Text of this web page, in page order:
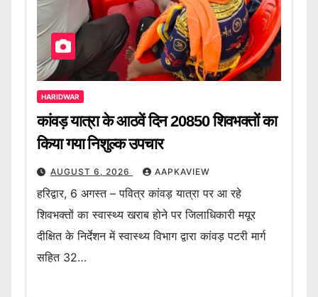
HARIDWAR
कांवड़ यात्रा के आठवें दिन 20850 शिवभक्तों का
किया गया निशुल्क उपचार
AUGUST 6, 2026 AAPKAVIEW
हरिद्वार, 6 अगस्त – पवित्र कांवड़ यात्रा पर आ रहे
शिवभक्तों का स्वास्थ्य खराब होने पर जिलाधिकारी मयूर
दीक्षित के निर्देशन में स्वास्थ्य विभाग द्वारा कांवड़ पटरी मार्ग
सहित 32…